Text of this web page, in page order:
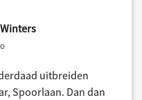
uitbreiden
Spoorlaan. Dan dan